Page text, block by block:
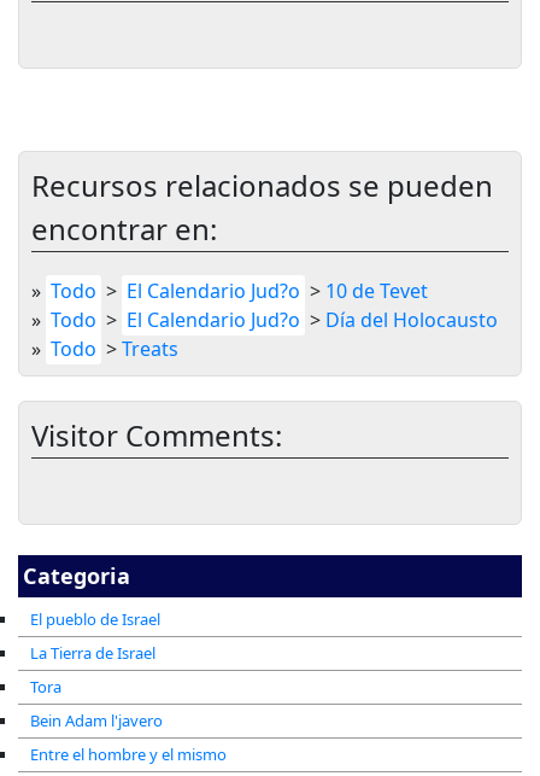
Categoria
El pueblo de Israel
La Tierra de Israel
Tora
Bein Adam l'javero
Entre el hombre y el mismo
Recursos relacionados se pueden
encontrar en:
» Todo > El Calendario Jud?o > 10 de Tevet
» Todo > El Calendario Jud?o > Día del Holocausto
» Todo >Treats
Visitor Comments: